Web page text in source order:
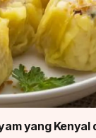
yang Kenyal